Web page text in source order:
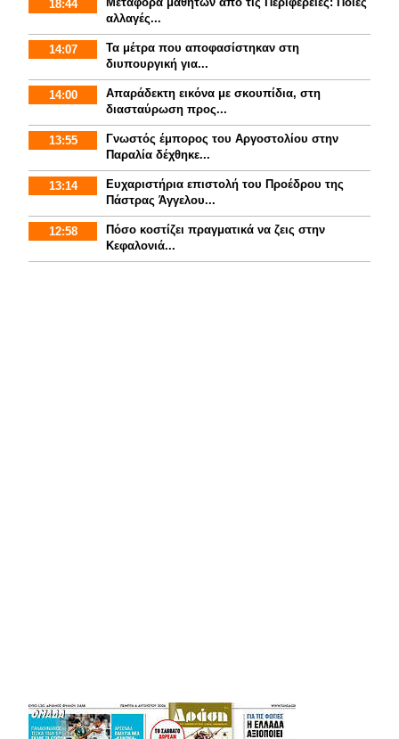
18:44
αλλαγές...
14:07
Τα μέτρα που αποφασίστηκαν στη
διυπουργική για...
14:00
Απαράδεκτη εικόνα με σκουπίδια, στη
διασταύρωση προς...
13:55
Γνωστός έμπορος του Αργοστολίου στην
Παραλία δέχθηκε...
13:14
Ευχαριστήρια επιστολή του Προέδρου της
Πάστρας Άγγελου...
12:58
Πόσο κοστίζει πραγματικά να ζεις στην
Κεφαλονιά...